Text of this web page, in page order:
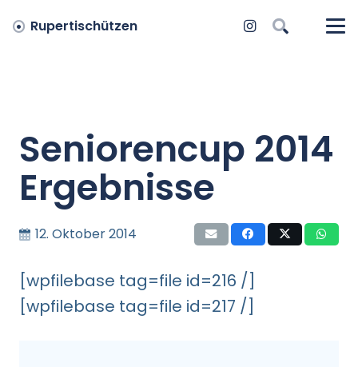
Rupertischützen
Seniorencup 2014
Ergebnisse
12. Oktober 2014
[wpfilebase tag=file id=216 /]
[wpfilebase tag=file id=217 /]